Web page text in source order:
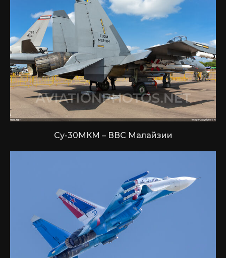
Су-30МКМ – ВВС Малайзии